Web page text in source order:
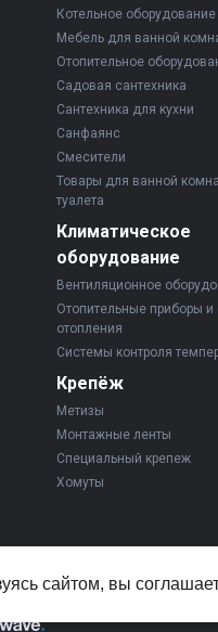
сайтом, вы
Котельное оборудование
Мебель для ванной
Отопительное
Садовая сантехника
Сантехника для кухни
Санфаянс
Смесители
Товары для ванной
туалета
Климатическое
оборудование
Вентиляционное
Отопительные приборы
отопления
Системы контроля
Крепёж
Метизы
Монтажные ленты
Специальный крепеж
Хомуты